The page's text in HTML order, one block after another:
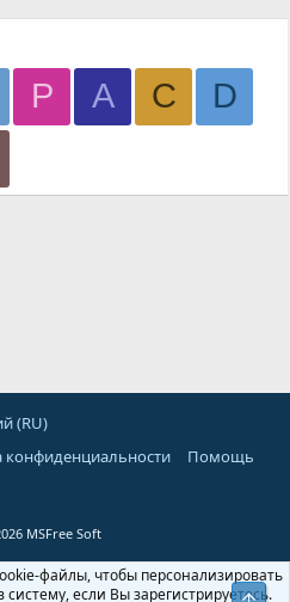
P A C
D
(RU)
конфиденциальности
Помощь
MSFree Soft
файлы, чтобы персонализировать
если Вы зарегистрируетесь.